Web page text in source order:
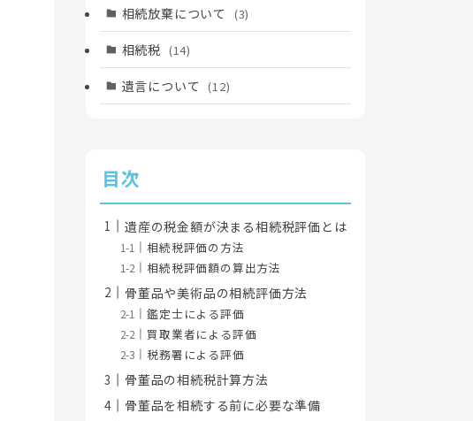
相続放棄について (3)
相続税 (14)
遺言について (12)
目次
遺産の税金額が決まる相続税評価とは
相続税評価の方法
相続税評価額の算出方法
骨董品や美術品の相続評価方法
鑑定士による評価
買取業者による評価
税務署による評価
骨董品の相続税計算方法
骨董品を相続する前に必要な準備